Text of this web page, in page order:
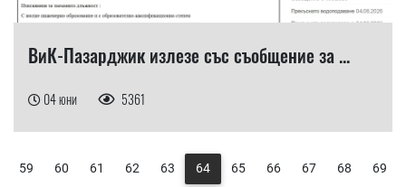
ВиК-Пазарджик излезе със съобщение за ...
04 юни 5361
59 60 61 62 63 64 65 66 67 68 69